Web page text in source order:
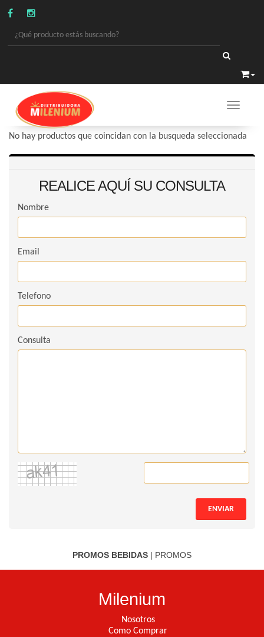
Toggle
PROMOS
PROMOS BEBIDAS
No hay productos que coincidan con la busqueda seleccionada
REALICE AQUÍ SU CONSULTA
Nombre
Email
Telefono
Consulta
ENVIAR
PROMOS BEBIDAS | PROMOS
Milenium
Nosotros
Como Comprar